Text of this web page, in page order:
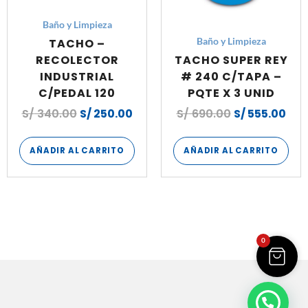
Baño y Limpieza
TACHO –
RECOLECTOR
INDUSTRIAL
C/PEDAL 120
S/340.00 S/250.00
AÑADIR AL CARRITO
Baño y Limpieza
TACHO SUPER REY
# 240 C/TAPA –
PQTE X 3 UNID
S/690.00 S/555.00
AÑADIR AL CARRITO
0